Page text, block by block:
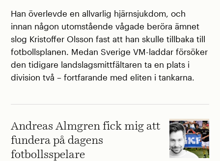
Han överlevde en allvarlig hjärnsjukdom, och
innan någon utomstående vågade beröra ämnet
slog Kristoffer Olsson fast att han skulle tillbaka till
fotbollsplanen. Medan Sverige VM-laddar försöker
den tidigare landslagsmittfältaren ta en plats i
division två – fortfarande med eliten i tankarna.
Andreas Almgren fick mig att
fundera på dagens
fotbollsspelare